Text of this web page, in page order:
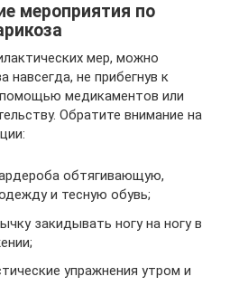
мероприятия по
мер, можно
навсегда, не прибегнув к
медикаментов или
Обратите внимание на
обтягивающую,
и тесную обувь;
закидывать ногу на ногу в
упражнения утром и